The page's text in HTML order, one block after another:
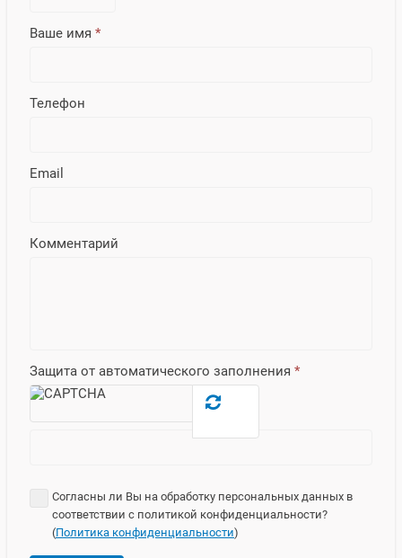
Ваше имя *
Телефон
Email
Комментарий
Защита от автоматического заполнения *
Согласны ли Вы на обработку персональных данных в
соответствии с политикой конфиденциальности?
(Политика конфиденциальности)